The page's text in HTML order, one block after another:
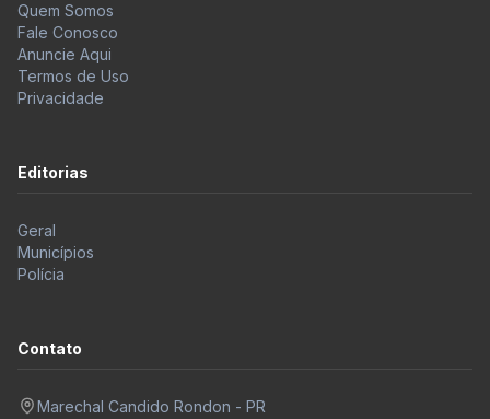
Quem Somos
Fale Conosco
Anuncie Aqui
Termos de Uso
Privacidade
Editorias
Geral
Municípios
Polícia
Contato
Marechal Candido Rondon - PR